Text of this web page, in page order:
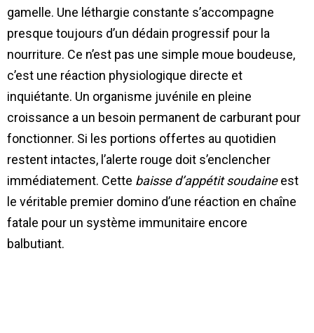
gamelle. Une léthargie constante s’accompagne
presque toujours d’un dédain progressif pour la
nourriture. Ce n’est pas une simple moue boudeuse,
c’est une réaction physiologique directe et
inquiétante. Un organisme juvénile en pleine
croissance a un besoin permanent de carburant pour
fonctionner. Si les portions offertes au quotidien
restent intactes, l’alerte rouge doit s’enclencher
immédiatement. Cette baisse d’appétit soudaineest
le véritable premier domino d’une réaction en chaîne
fatale pour un système immunitaire encore
balbutiant.